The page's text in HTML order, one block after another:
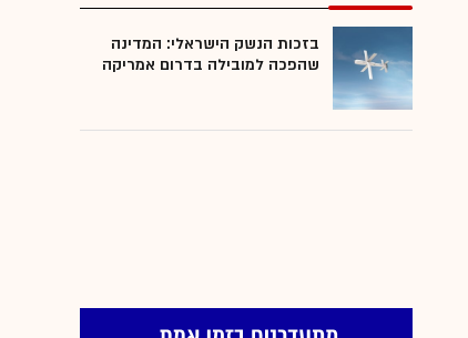
בזכות הנשק הישראלי: המדינה
שהפכה למובילה בדרום אמריקה